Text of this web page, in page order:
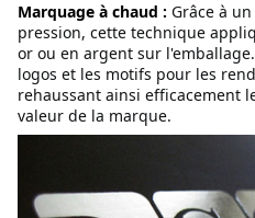
Marquage à chaud : Grâce à
pression, cette technique
or ou en argent sur
logos et les motifs pour les
rehaussant ainsi efficacement
valeur de la marque.